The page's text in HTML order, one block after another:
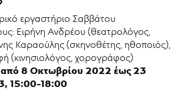
εργαστήριο Σαββάτου
Ειρήνη Ανδρέου (θεατρολόγος,
Καραούλης (σκηνοθέτης, ηθοποιός),
(κινησιολόγος, χορογράφος)
8 Οκτωβρίου 2022 έως 23
15:00-18:00